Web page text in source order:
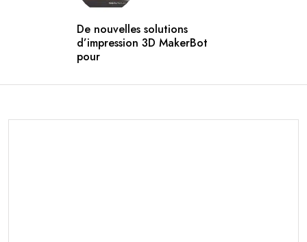
De nouvelles solutions
d’impression 3D MakerBot
pour